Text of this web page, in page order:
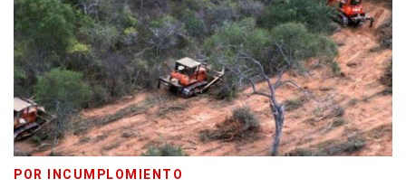
POR INCUMPLOMIENTO